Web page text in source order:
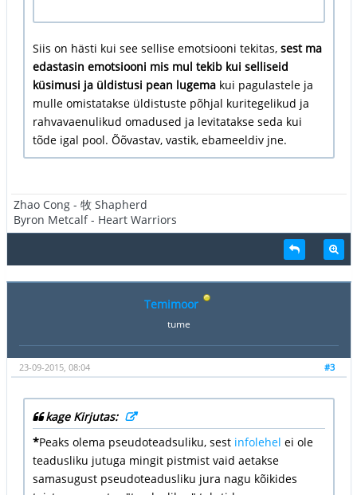
Siis on hästi kui see sellise emotsiooni tekitas,sest ma
edastasin emotsiooni mis mul tekib kui selliseid
küsimusi ja üldistusi pean lugemakui pagulastele ja
mulle omistatakse üldistuste põhjal kuritegelikud ja
rahvavaenulikud omadused ja levitatakse seda kui
tõde igal pool. Õõvastav, vastik, ebameeldiv jne.
Zhao Cong - 牧 Shapherd
Byron Metcalf - Heart Warriors
Temimoor
tume
#3
23-09-2015, 08:04
kage Kirjutas:
*Peaks olema pseudoteadsuliku, sest infolehel ei ole
teadusliku jutuga mingit pistmist vaid aetakse
samasugust pseudoteadusliku jura nagu kõikides